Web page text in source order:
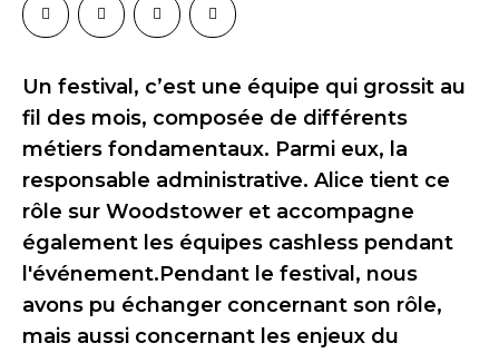
Un festival, c’est une équipe qui grossit au
fil des mois, composée de différents
métiers fondamentaux. Parmi eux, la
responsable administrative. Alice tient ce
rôle sur Woodstower et accompagne
également les équipes cashless pendant
l'événement.Pendant le festival, nous
avons pu échanger concernant son rôle,
mais aussi concernant les enjeux du